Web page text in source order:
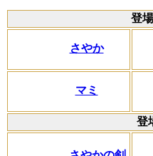
登
さやか
マミ
登